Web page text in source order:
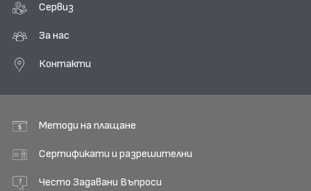
Сервиз
За нас
Контакти
Методи на плащане
Сертификати и разрешителни
Често Задавани Въпроси